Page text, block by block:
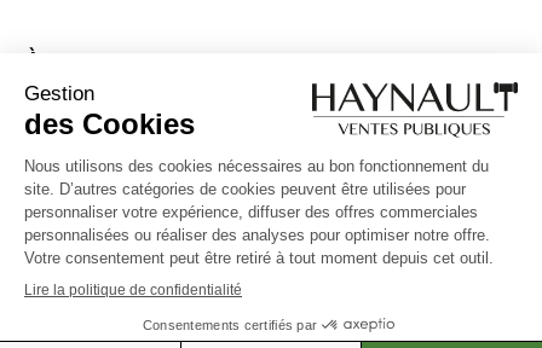
À propos
Notre équipe
Vidéos
Questions fréquentes
Conditions générales
Suivez-nous